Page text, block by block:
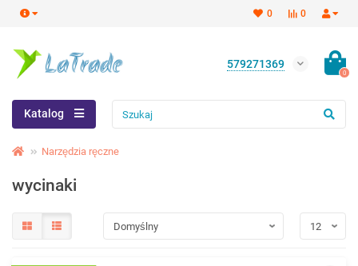
0
0
579271369
0
Katalog
Narzędzia ręczne
wycinaki